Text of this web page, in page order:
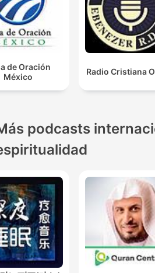
de Oración
México
Radio Cristiana
podcasts